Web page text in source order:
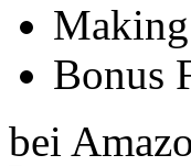
Bonus
bei